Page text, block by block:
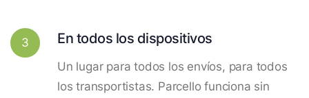
3 En todos los dispositivos
Un lugar para todos los envíos, para todos
los transportistas. Parcello funciona sin